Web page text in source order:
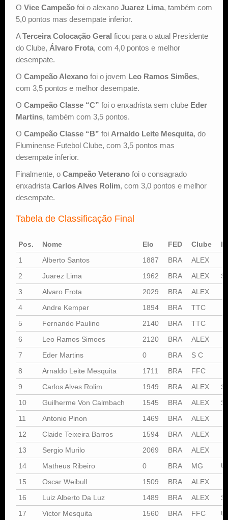
O Vice Campeão foi o alexano Juarez Lima, também com
5,0 pontos mas desempate inferior.
ATerceira Colocação Geral ficou para o atual Presidente
do Clube, Álvaro Frota, com 4,0 pontos e melhor
desempate.
O Campeão Alexano foi o jovem Leo Ramos Simões,
com 3,5 pontos e melhor desempate.
O Campeão Classe “C” foi o enxadrista sem clube Eder
Martins, também com 3,5 pontos.
O Campeão Classe “B” foi Arnaldo Leite Mesquita, do
Fluminense Futebol Clube, com 3,5 pontos mas
desempate inferior.
Finalmente, o Campeão Veterano foi o consagrado
enxadrista Carlos Alves Rolim, com 3,0 pontos e melhor
desempate.
Tabela de Classificação Final
Pos. Nome Elo FED Clube
1
Alberto Santos 1887 BRA
ALEX
2
Juarez Lima 1962 BRA ALEX
3
Alvaro Frota 2029 BRA
ALEX
4
Andre Kemper 1894 BRA
TTC
5
Fernando Paulino 2140 BRA
TTC
6
Leo Ramos Simoes 2120 BRA
ALEX
7
Eder Martins 0 BRA
S C
8
Arnaldo Leite Mesquita 1711 BRA
FFC
9
Carlos Alves Rolim 1949 BRA ALEX
10
Guilherme Von Calmbach 1545 BRA ALEX
11
Antonio Pinon 1469 BRA
ALEX
12
Claide Teixeira Barros 1594 BRA
ALEX
13
Sergio Murilo 2069 BRA
ALEX
14
Matheus Ribeiro 0 BRA MG
15
Oscar Weibull 1509 BRA
ALEX
16
Luiz Alberto Da Luz 1489 BRA ALEX
17
Victor Mesquita 1560 BRA FFC